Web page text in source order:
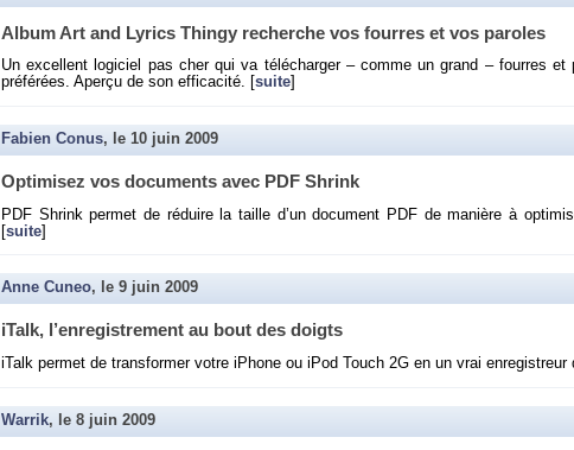
Album Art and Ly­rics Thingy re­cherche vos fourres et vos pa­roles
Un ex­cellent lo­gi­ciel pas cher qui va té­lé­char­ger – comme un grand – fourres et
pré­fé­rées. Aperçu de son ef­fi­ca­cité. [ suite
Fabien Conus, le 10 juin 2009
Op­ti­mi­sez vos do­cu­ments avec PDF Shrink
PDF Shrink per­met de ré­duire la taille d’un do­cu­ment PDF de ma­nière à
[suite]
Anne Cuneo, le 9 juin 2009
iTalk, l’en­re­gis­tre­ment au bout des doigts
iTalk per­met de trans­for­mer votre iPhone ou iPod Touch 2G en un vrai en­re­gis­treur
Warrik, le 8 juin 2009